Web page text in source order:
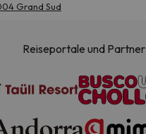
Grand Sud
Reiseportale und Partner